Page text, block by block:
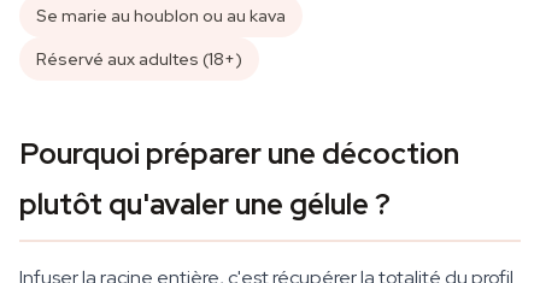
Se marie au houblon ou au kava
Réservé aux adultes (18+)
Pourquoi préparer une décoction
plutôt qu'avaler une gélule ?
Infuser la racine entière, c'est récupérer la totalité du profil